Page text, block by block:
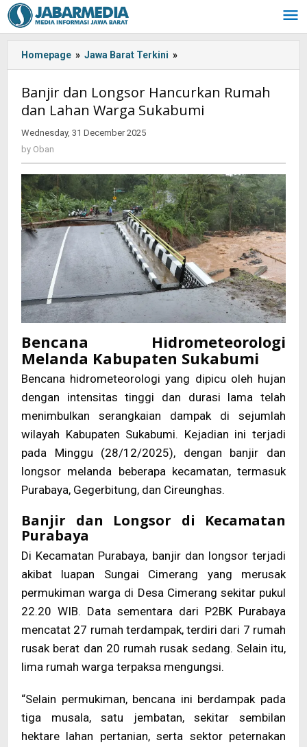
Skip
to
content
Homepage » Jawa Barat Terkini »
dan
Hancurkan
Rumah
Banjir dan Longsor Hancurkan Rumah
dan Lahan Warga Sukabumi
Wednesday, 31 December 2025
by Oban
Bencana Hidrometeorologi
Melanda Kabupaten Sukabumi
Bencana hidrometeorologi yang dipicu oleh hujan
dengan intensitas tinggi dan durasi lama telah
menimbulkan serangkaian dampak di sejumlah
wilayah Kabupaten Sukabumi. Kejadian ini terjadi
pada Minggu (28/12/2025), dengan banjir dan
longsor melanda beberapa kecamatan, termasuk
Purabaya, Gegerbitung, dan Cireunghas.
Banjir dan Longsor di Kecamatan
Purabaya
Di Kecamatan Purabaya, banjir dan longsor terjadi
akibat luapan Sungai Cimerang yang merusak
permukiman warga di Desa Cimerang sekitar pukul
22.20 WIB. Data sementara dari P2BK Purabaya
mencatat 27 rumah terdampak, terdiri dari 7 rumah
rusak berat dan 20 rumah rusak sedang. Selain itu,
lima rumah warga terpaksa mengungsi.
“Selain permukiman, bencana ini berdampak pada
tiga musala, satu jembatan, sekitar sembilan
hektare lahan pertanian, serta sektor peternakan